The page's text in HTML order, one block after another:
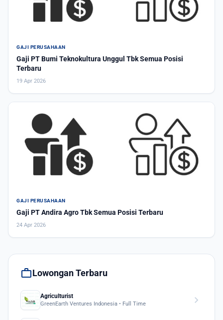
GAJI PERUSAHAAN
Gaji PT Bumi Teknokultura Unggul Tbk Semua Posisi
Terbaru
19 Apr 2026
GAJI PERUSAHAAN
Gaji PT Andira Agro Tbk Semua Posisi Terbaru
24 Apr 2026
workLowongan Terbaru
Agriculturist
GreenEarth Ventures Indonesia • Full Time chevron_right